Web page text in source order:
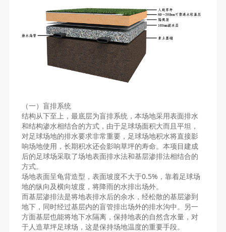
（一）盲排系统
结构从下至上，最底层为盲排系统，本场地采用表面排水
和结构渗水相结合的方式，由于足球场面积大而且平坦，
对足球场地的排水要求非常重要，足球场地积水将直接影
响场地使用，长期积水还会影响草坪的寿命。本项目建成
后的足球场采取了场地表面排水法和基层渗排法相结合的
方式。
场地表面呈龟背造型，表面坡度不大于0.5%，靠着足球场
地的纵向及横向坡度，将降雨的水排出场外。
而基层渗排法是将地表排水后的余水，经松散的基层渗到
地下，同时经过基层内的盲管排出场外的排水沟中。另一
方面基层也能将地下水隔离，保持地表的自然含水量，对
于人造草坪足球场，这是保持场地温度的重要手段。